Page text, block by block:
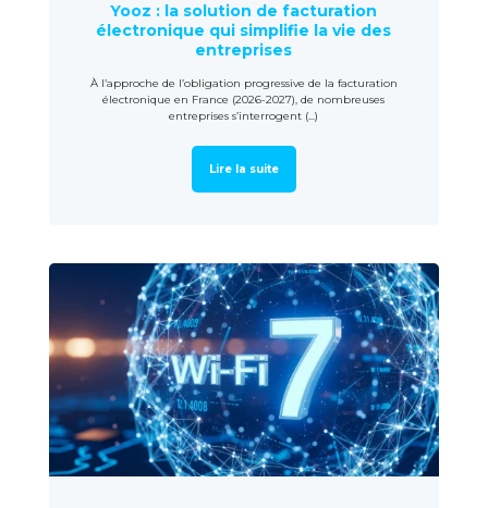
Yooz : la solution de facturation
électronique qui simplifie la vie des
entreprises
À l’approche de l’obligation progressive de la facturation
électronique en France (2026-2027), de nombreuses
entreprises s’interrogent (...)
Lire la suite